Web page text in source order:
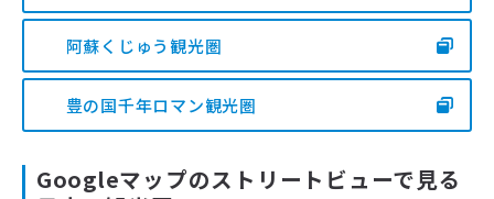
阿蘇くじゅう観光圏
豊の国千年ロマン観光圏
Googleマップのストリートビューで見る